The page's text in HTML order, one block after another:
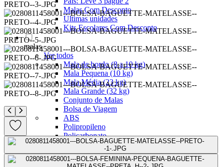
Malas Com Desconto
Últimas unidades
Kits Escolares Com Desconto
malas
Ver todos
Mala de bordo (8 a 10 kg)
Mala Pequena (10 kg)
Mala Média (23 kg)
Mala Grande (32 kg)
Conjunto de Malas
Bolsa de Viagem
ABS
Polipropileno
Policarbonato
Tecido
Para Levar à Bordo
Para Despachar